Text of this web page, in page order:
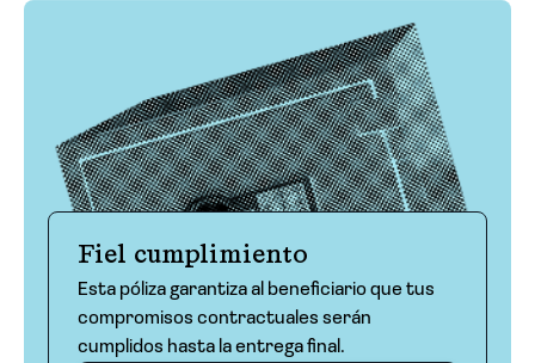
Fiel cumplimiento
Esta póliza garantiza al beneficiario que tus
compromisos contractuales serán
cumplidos hasta la entrega final.